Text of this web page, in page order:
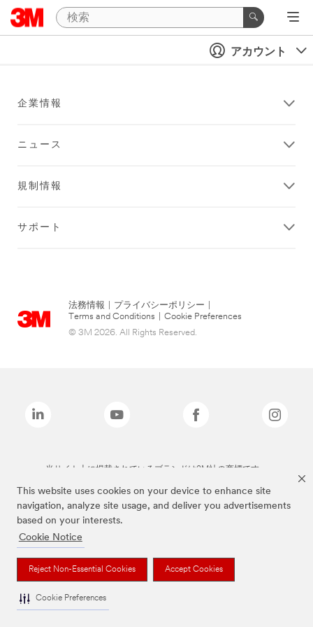
This website uses cookies on your device to enhance site
navigation, analyze site usage, and deliver you advertisements
based on your interests.
Cookie Notice
Reject Non-Essential Cookies Accept Cookies
Cookie Preferences
アカウント
企業情報
ニュース
規制情報
サポート
法務情報 プライバシーポリシー
Terms and Conditions
Cookie Preferences
© 3M 2026. All Rights Reserved.
当サイト上に掲載されているブランドは3M社の商標です。